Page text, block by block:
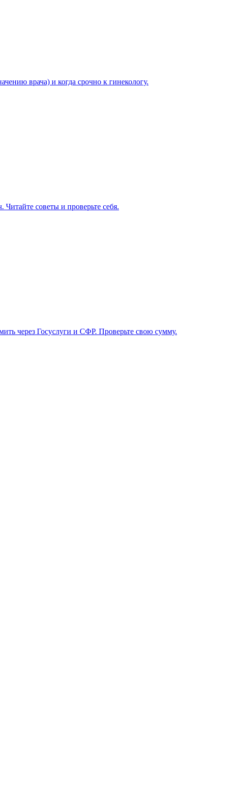
врача) и когда срочно к гинекологу.
Читайте советы и проверьте себя.
через Госуслуги и СФР. Проверьте свою сумму.